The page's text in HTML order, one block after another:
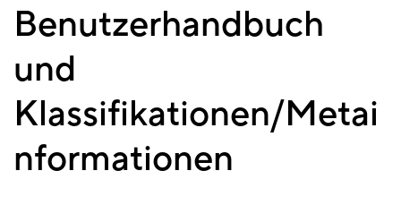
Benutzerhandbuch
Benutzerhandbuch
und
Klassifikationen/Metai
nformationen